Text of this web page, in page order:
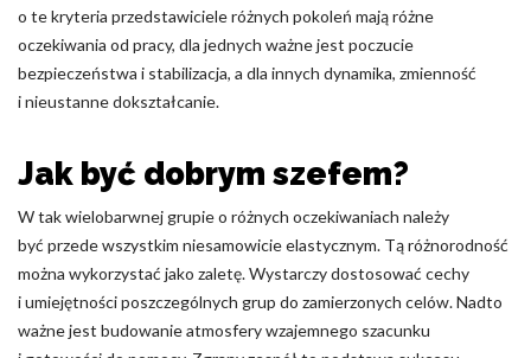
o te kryteria przedstawiciele różnych pokoleń mają różne
oczekiwania od pracy, dla jednych ważne jest poczucie
bezpieczeństwa i stabilizacja, a dla innych dynamika, zmienność
i nieustanne dokształcanie.
Jak być dobrym szefem?
W tak wielobarwnej grupie o różnych oczekiwaniach należy
być przede wszystkim niesamowicie elastycznym. Tą różnorodność
można wykorzystać jako zaletę. Wystarczy dostosować cechy
i umiejętności poszczególnych grup do zamierzonych celów. Nadto
ważne jest budowanie atmosfery wzajemnego szacunku
Zapisz moje preferencje
Akceptuj wszystko